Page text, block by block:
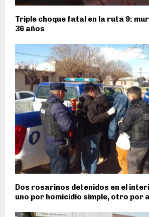
Triple choque fatal en la ruta 9:
36 años
Dos rosarinos detenidos en el
uno por homicidio simple, otro por